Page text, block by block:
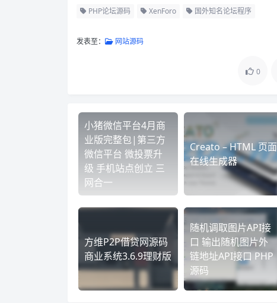
PHP论坛源码 XenForo 国外知名论坛程序
发表至： 网站源码
0
小猪微信平台4月商
业版完整包|第三方
微信平台 微投票升
级 手机站点创立 三
网合一
Creato – HTML 页面
在线生成器
方维P2P借贷网源码
商业系统3.6.9理财版
随机调取图片API接
口 输出随机图片外
链地址API接口 PHP
源码